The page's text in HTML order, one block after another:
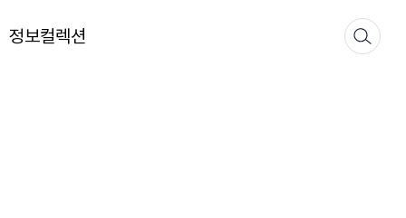
정보컬렉션